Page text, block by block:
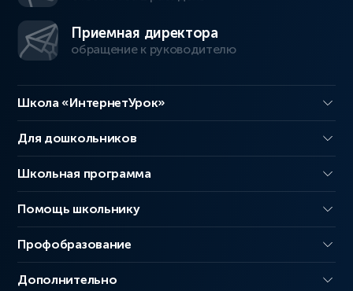
Приемная директора
обращение к руководителю
Школа «ИнтернетУрок»
Для дошкольников
Школьная программа
Помощь школьнику
Профобразование
Дополнительно